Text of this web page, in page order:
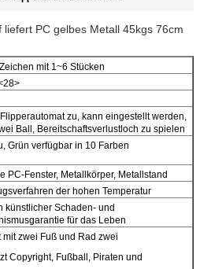
PC gelbes Metall 45kgs 76cm
mit 1~6 Stücken
zu, kann eingestellt werden,
Ball, Bereitschaftsverlustloch zu spielen
Grün verfügbar in 10 Farben
PC-Fenster, Metallkörper, Metallstand
der hohen Temperatur
künstlicher Schaden- und
für das Leben
mit zwei Fuß und Rad zwei
Copyright, Fußball, Piraten und